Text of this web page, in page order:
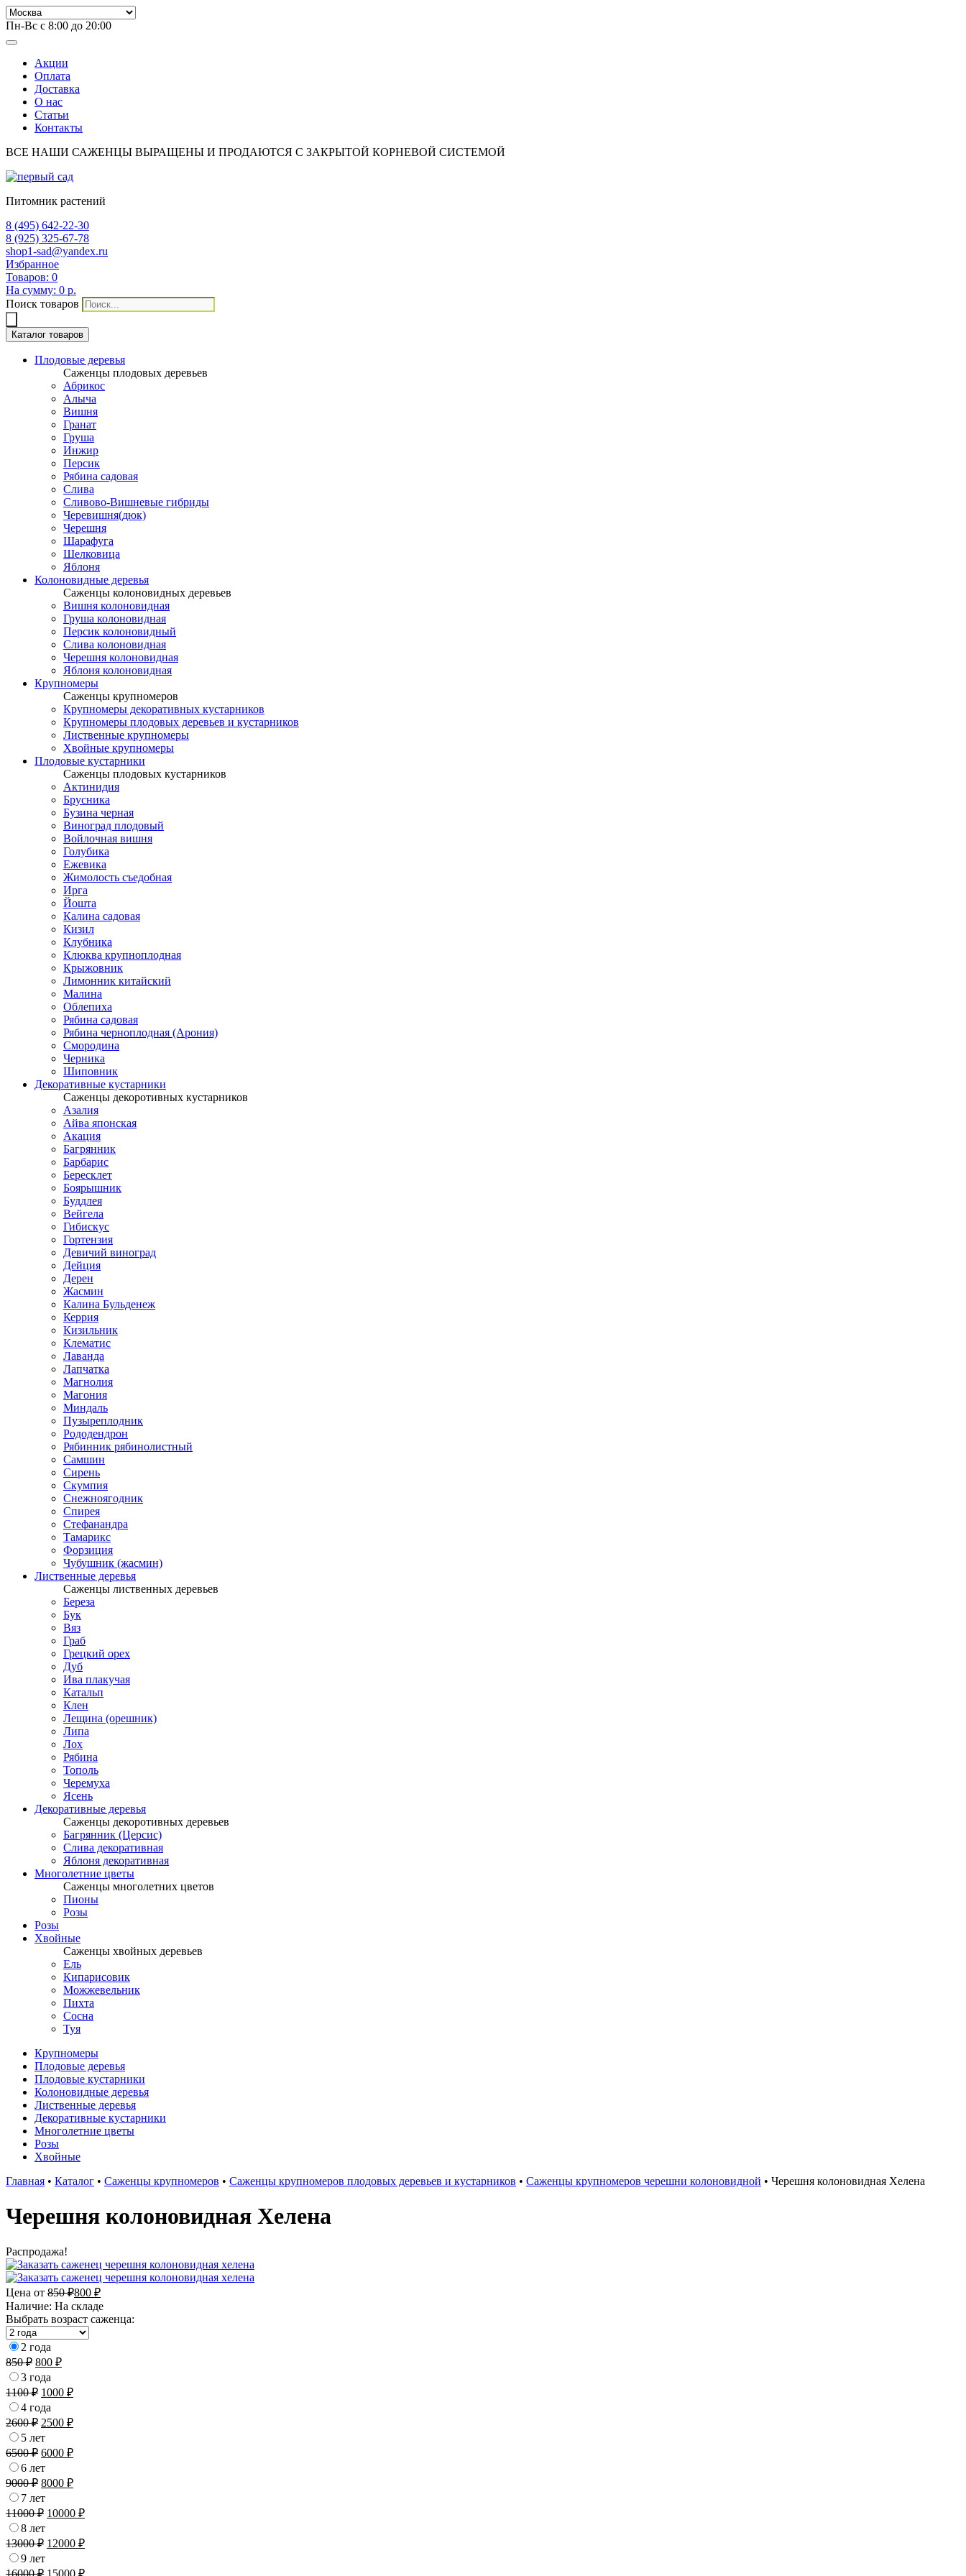
Пн-Вс с 8:00 до 20:00
Акции
Оплата
Доставка
О нас
Статьи
Контакты
ВСЕ НАШИ САЖЕНЦЫ ВЫРАЩЕНЫ И ПРОДАЮТСЯ С ЗАКРЫТОЙ КОРНЕВОЙ СИСТЕМОЙ
Питомник растений
8 (495) 642-22-30
8 (925) 325-67-78
shop1-sad@yandex.ru
Избранное
Товаров: 0
На сумму: 0 р.
Поиск товаров
Каталог товаров
Плодовые деревья
Саженцы плодовых деревьев
Абрикос
Алыча
Вишня
Гранат
Груша
Инжир
Персик
Рябина садовая
Слива
Сливово-Вишневые гибриды
Черевишня(дюк)
Черешня
Шарафуга
Шелковица
Яблоня
Колоновидные деревья
Саженцы колоновидных деревьев
Вишня колоновидная
Груша колоновидная
Персик колоновидный
Слива колоновидная
Черешня колоновидная
Яблоня колоновидная
Крупномеры
Саженцы крупномеров
Крупномеры декоративных кустарников
Крупномеры плодовых деревьев и кустарников
Лиственные крупномеры
Хвойные крупномеры
Плодовые кустарники
Саженцы плодовых кустарников
Актинидия
Брусника
Бузина черная
Виноград плодовый
Войлочная вишня
Голубика
Ежевика
Жимолость съедобная
Ирга
Йошта
Калина садовая
Кизил
Клубника
Клюква крупноплодная
Крыжовник
Лимонник китайский
Малина
Облепиха
Рябина садовая
Рябина черноплодная (Арония)
Смородина
Черника
Шиповник
Декоративные кустарники
Саженцы декоротивных кустарников
Азалия
Айва японская
Акация
Багрянник
Барбарис
Бересклет
Боярышник
Буддлея
Вейгела
Гибискус
Гортензия
Девичий виноград
Дейция
Дерен
Жасмин
Калина Бульденеж
Керрия
Кизильник
Клематис
Лаванда
Лапчатка
Магнолия
Магония
Миндаль
Пузыреплодник
Рододендрон
Рябинник рябинолистный
Самшин
Сирень
Скумпия
Снежноягодник
Спирея
Стефанандра
Тамарикс
Форзиция
Чубушник (жасмин)
Лиственные деревья
Саженцы лиственных деревьев
Береза
Бук
Вяз
Граб
Грецкий орех
Дуб
Ива плакучая
Катальп
Клен
Лещина (орешник)
Липа
Лох
Рябина
Тополь
Черемуха
Ясень
Декоративные деревья
Саженцы декоротивных деревьев
Багрянник (Церсис)
Слива декоративная
Яблоня декоративная
Многолетние цветы
Саженцы многолетних цветов
Пионы
Розы
Розы
Хвойные
Саженцы хвойных деревьев
Ель
Кипарисовик
Можжевельник
Пихта
Сосна
Туя
Крупномеры
Плодовые деревья
Плодовые кустарники
Колоновидные деревья
Лиственные деревья
Декоративные кустарники
Многолетние цветы
Розы
Хвойные
Главная • Каталог • Саженцы крупномеров • Саженцы крупномеров плодовых деревьев и кустарников • Саженцы крупномеров черешни колоновидной • Черешня колоновидная Хелена
Черешня колоновидная Хелена
Распродажа!
Цена от 850₽800 ₽
Наличие: На складе
Выбрать возраст саженца:
2 года
850₽ 800 ₽
3 года
1100₽ 1000 ₽
4 года
2600₽ 2500 ₽
5 лет
6500₽ 6000 ₽
6 лет
9000₽ 8000 ₽
7 лет
11000₽ 10000 ₽
8 лет
13000₽ 12000 ₽
9 лет
16000₽ 15000 ₽